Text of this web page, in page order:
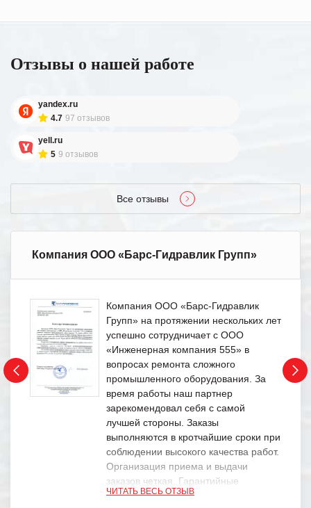
Отзывы о нашей работе
yandex.ru
4.7 97 отзывов
yell.ru
5 9 отзывов
Все отзывы
Компания ООО «Барс-Гидравлик Групп»
Компания ООО «Барс-Гидравлик
Групп» на протяжении нескольких лет
успешно сотрудничает с ООО
«Инженерная компания 555» в
вопросах ремонта сложного
промышленного оборудования. За
время работы наш партнер
зарекомендовал себя с самой
лучшей стороны. Заказы
выполняются в кротчайшие сроки при
соблюдении высокого качества работ.
Организация приема и выдачи
заказов четкая. Гарантийные
обязательства выполняются в
ЧИТАТЬ ВЕСЬ ОТЗЫВ